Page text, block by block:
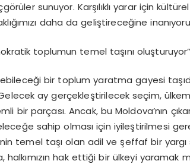
sunuyor. Karşılıklı yarar için
daha da geliştireceğine
toplumun temel taşını oluşturuyor”
bir toplum yaratma gayesi
ay gerçekleştirilecek seçim,
bir parçası. Ancak, bu Moldova’nın
sahip olması için iyileştirilmesi
temel taşı olan adil ve şeffaf bir
hak ettiği bir ülkeyi yaramak